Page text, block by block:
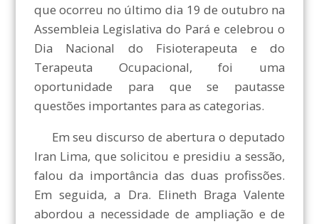
que ocorreu no último dia 19 de outubro na
Assembleia Legislativa do Pará e celebrou o
Dia Nacional do Fisioterapeuta e do
Terapeuta Ocupacional, foi uma
oportunidade para que se pautasse
questões importantes para as categorias.
Em seu discurso de abertura o deputado
Iran Lima, que solicitou e presidiu a sessão,
falou da importância das duas profissões.
Em seguida, a Dra. Elineth Braga Valente
abordou a necessidade de ampliação e de